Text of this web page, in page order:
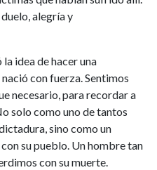
alegría y
idea de hacer una
con fuerza. Sentimos
necesario, para recordar a
solo como uno de tantos
sino como un
su pueblo. Un hombre tan
con su muerte.